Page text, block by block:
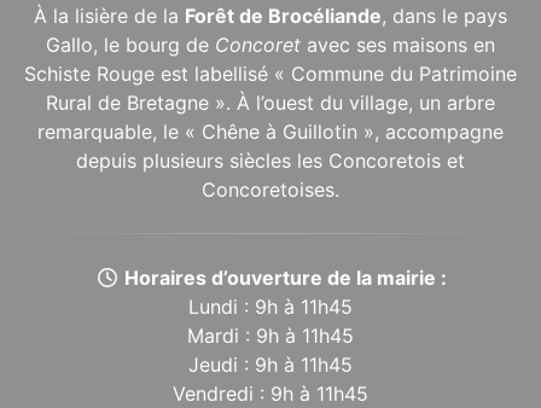
À la lisière de la Forêt de Brocéliande, dans le pays
Gallo, le bourg de Concoret avec ses maisons en
Schiste Rouge est labellisé « Commune du Patrimoine
Rural de Bretagne ». À l’ouest du village, un arbre
remarquable, le « Chêne à Guillotin », accompagne
depuis plusieurs siècles les Concoretois et
Concoretoises.
Horaires d’ouverture de la mairie :
Lundi : 9h à 11h45
Mardi : 9h à 11h45
Jeudi : 9h à 11h45
Vendredi : 9h à 11h45